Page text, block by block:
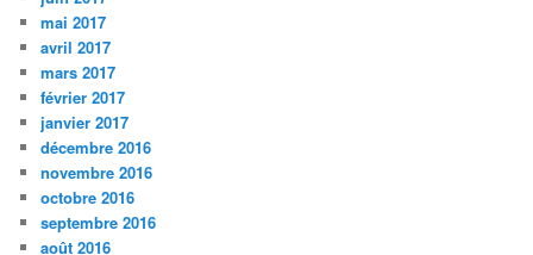
mai 2017
avril 2017
mars 2017
février 2017
janvier 2017
décembre 2016
novembre 2016
octobre 2016
septembre 2016
août 2016